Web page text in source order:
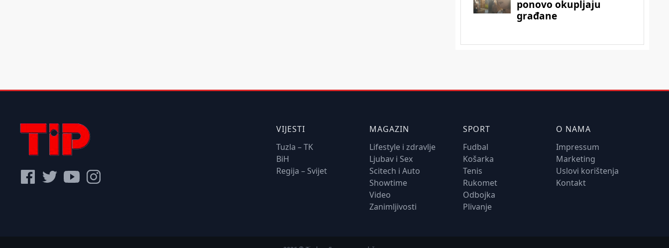
VIJESTI
Tuzla – TK
BiH
Regija – Svijet
MAGAZIN
Lifestyle i zdravlje
Ljubav i Sex
Scitech i Auto
Showtime
Video
Zanimljivosti
SPORT
Fudbal
Košarka
Tenis
Rukomet
Odbojka
Plivanje
O NAMA
Impressum
Marketing
Uslovi korištenja
Kontakt